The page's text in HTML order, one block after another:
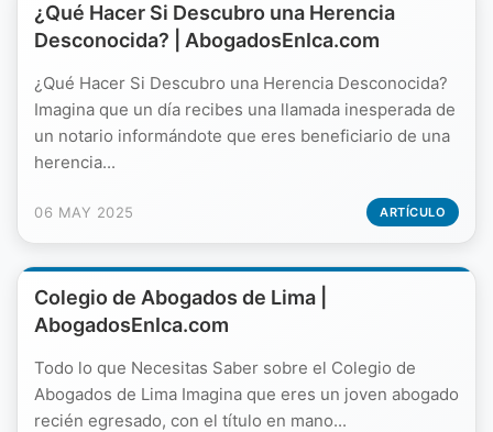
¿Qué Hacer Si Descubro una Herencia
Desconocida? | AbogadosEnIca.com
¿Qué Hacer Si Descubro una Herencia Desconocida?
Imagina que un día recibes una llamada inesperada de
un notario informándote que eres beneficiario de una
herencia...
06 MAY 2025 ARTÍCULO
Colegio de Abogados de Lima |
AbogadosEnIca.com
Todo lo que Necesitas Saber sobre el Colegio de
Abogados de Lima Imagina que eres un joven abogado
recién egresado, con el título en mano...